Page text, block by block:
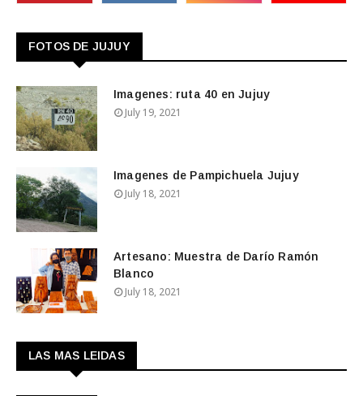
FOTOS DE JUJUY
Imagenes: ruta 40 en Jujuy
July 19, 2021
Imagenes de Pampichuela Jujuy
July 18, 2021
Artesano: Muestra de Darío Ramón
Blanco
July 18, 2021
LAS MAS LEIDAS